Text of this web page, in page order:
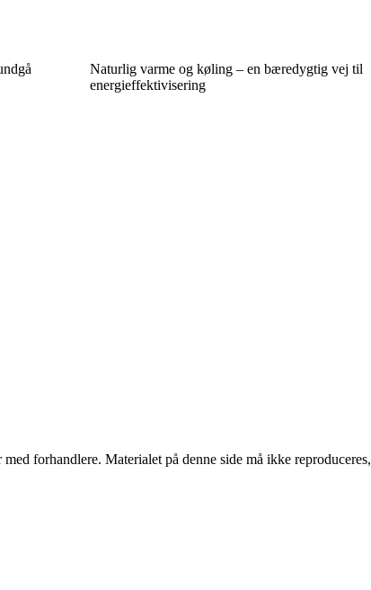
Naturlig varme og køling – en bæredygtig vej til
energieffektivisering
forhandlere. Materialet på denne side må ikke reproduceres,